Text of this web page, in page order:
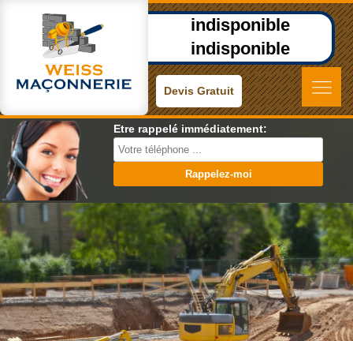
indisponible
indisponible
Devis Gratuit
Etre rappelé immédiatement: